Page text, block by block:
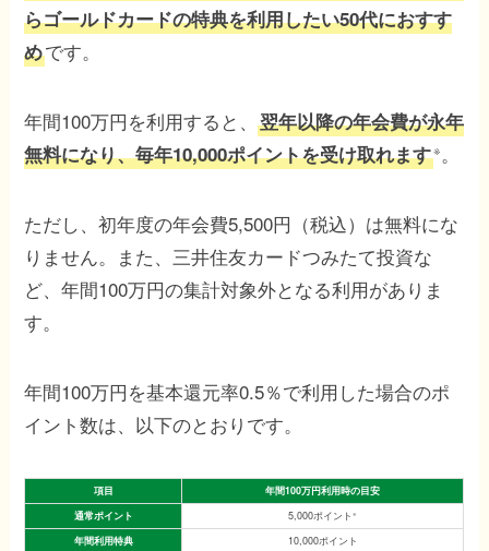
らゴールドカードの特典を利用したい50代におすす
めです。
年間100万円を利用すると、翌年以降の年会費が永年
無料になり、毎年10,000ポイントを受け取れます※。
ただし、初年度の年会費5,500円（税込）は無料にな
りません。また、三井住友カードつみたて投資な
ど、年間100万円の集計対象外となる利用がありま
す。
年間100万円を基本還元率0.5％で利用した場合のポ
イント数は、以下のとおりです。
項目
年間100万円利用時の目安
通常ポイント
5,000ポイント※
年間利用特典
10,000ポイント